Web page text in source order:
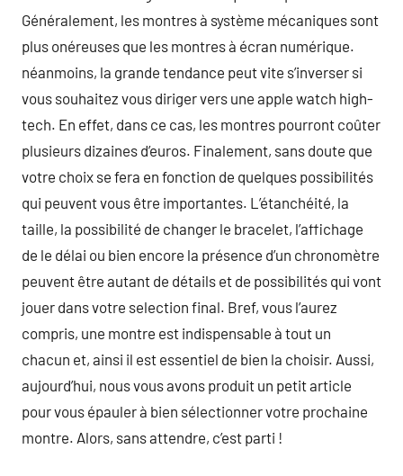
Généralement, les montres à système mécaniques sont
plus onéreuses que les montres à écran numérique.
néanmoins, la grande tendance peut vite s’inverser si
vous souhaitez vous diriger vers une apple watch high-
tech. En effet, dans ce cas, les montres pourront coûter
plusieurs dizaines d’euros. Finalement, sans doute que
votre choix se fera en fonction de quelques possibilités
qui peuvent vous être importantes. L’étanchéité, la
taille, la possibilité de changer le bracelet, l’affichage
de le délai ou bien encore la présence d’un chronomètre
peuvent être autant de détails et de possibilités qui vont
jouer dans votre selection final. Bref, vous l’aurez
compris, une montre est indispensable à tout un
chacun et, ainsi il est essentiel de bien la choisir. Aussi,
aujourd’hui, nous vous avons produit un petit article
pour vous épauler à bien sélectionner votre prochaine
montre. Alors, sans attendre, c’est parti !